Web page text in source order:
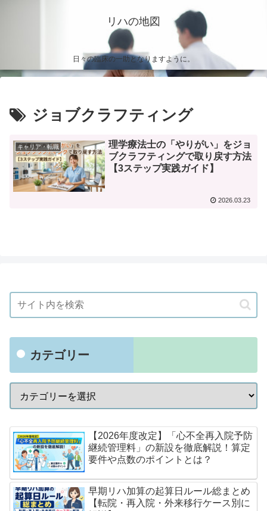
リハの地図
日々の臨床の一助となりますように。
ジョブクラフティング
キャリア・転職
理学療法士の「やりがい」をジョ
ブクラフティングで取り戻す方法
【3ステップ実践ガイド】
2026.03.23
カテゴリー
【2026年度改定】「心不全再入院予防
継続管理料」の新設を徹底解説！算定
要件や点数のポイントとは？
早期リハ加算の起算日ルール総まとめ
【転院・再入院・外来移行ケース別に